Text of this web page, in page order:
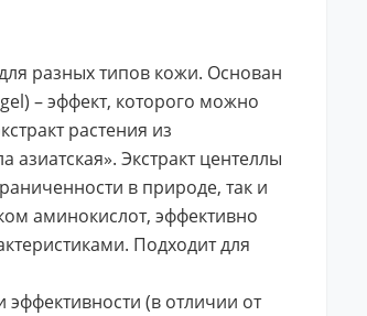
разных типов кожи. Основан
– эффект, которого можно
растения из
Экстракт центеллы
в природе, так и
аминокислот, эффективно
Подходит для
эффективности (в отличии от